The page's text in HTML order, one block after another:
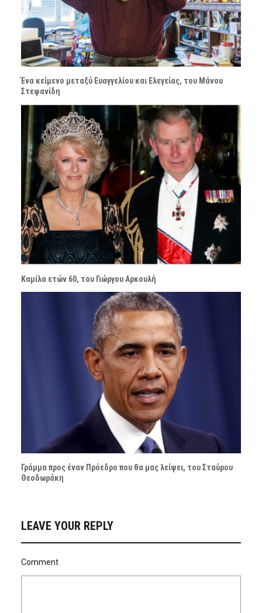
Ένα κείμενο μεταξύ Ευαγγελίου και Ελεγείας, του Μάνου
Στεφανίδη
Καμίλα ετών 60, του Γιώργου Αρκουλή
Γράμμα προς έναν Πρόεδρο που θα μας λείψει, του Σταύρου
Θεοδωράκη
LEAVE YOUR REPLY
Comment